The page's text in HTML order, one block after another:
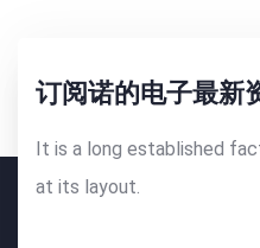
订阅诺的电子最新
It is a long established
at its layout.